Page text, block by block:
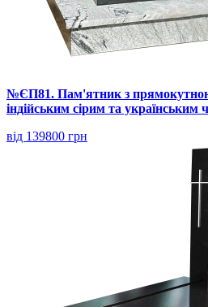
№ЄП81. Пам'ятник з
індійським сірим та українським
від 139800 грн